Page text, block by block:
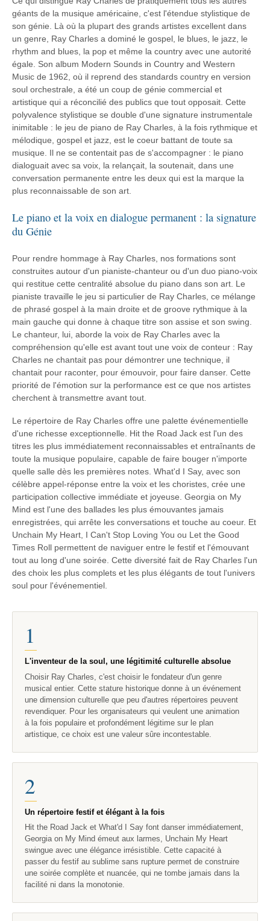
géants de la musique américaine, c'est l'étendue stylistique de
son génie. Là où la plupart des grands artistes excellent dans
un genre, Ray Charles a dominé le gospel, le blues, le jazz, le
rhythm and blues, la pop et même la country avec une autorité
égale. Son album Modern Sounds in Country and Western
Music de 1962, où il reprend des standards country en version
soul orchestrale, a été un coup de génie commercial et
artistique qui a réconcilié des publics que tout opposait. Cette
polyvalence stylistique se double d'une signature instrumentale
inimitable : le jeu de piano de Ray Charles, à la fois rythmique et
mélodique, gospel et jazz, est le coeur battant de toute sa
musique. Il ne se contentait pas de s'accompagner : le piano
dialoguait avec sa voix, la relançait, la soutenait, dans une
conversation permanente entre les deux qui est la marque la
plus reconnaissable de son art.
Le piano et la voix en dialogue permanent : la signature
du Génie
Pour rendre hommage à Ray Charles, nos formations sont
construites autour d'un pianiste-chanteur ou d'un duo piano-voix
qui restitue cette centralité absolue du piano dans son art. Le
pianiste travaille le jeu si particulier de Ray Charles, ce mélange
de phrasé gospel à la main droite et de groove rythmique à la
main gauche qui donne à chaque titre son assise et son swing.
Le chanteur, lui, aborde la voix de Ray Charles avec la
compréhension qu'elle est avant tout une voix de conteur : Ray
Charles ne chantait pas pour démontrer une technique, il
chantait pour raconter, pour émouvoir, pour faire danser. Cette
priorité de l'émotion sur la performance est ce que nos artistes
cherchent à transmettre avant tout.
Le répertoire de Ray Charles offre une palette événementielle
d'une richesse exceptionnelle. Hit the Road Jack est l'un des
titres les plus immédiatement reconnaissables et entraînants de
toute la musique populaire, capable de faire bouger n'importe
quelle salle dès les premières notes. What'd I Say, avec son
célèbre appel-réponse entre la voix et les choristes, crée une
participation collective immédiate et joyeuse. Georgia on My
Mind est l'une des ballades les plus émouvantes jamais
enregistrées, qui arrête les conversations et touche au coeur. Et
Unchain My Heart, I Can't Stop Loving You ou Let the Good
Times Roll permettent de naviguer entre le festif et l'émouvant
tout au long d'une soirée. Cette diversité fait de Ray Charles l'un
des choix les plus complets et les plus élégants de tout l'univers
soul pour l'événementiel.
1
L'inventeur de la soul, une légitimité culturelle absolue
Choisir Ray Charles, c'est choisir le fondateur d'un genre
musical entier. Cette stature historique donne à un événement
une dimension culturelle que peu d'autres répertoires peuvent
revendiquer. Pour les organisateurs qui veulent une animation
à la fois populaire et profondément légitime sur le plan
artistique, ce choix est une valeur sûre incontestable.
2
Un répertoire festif et élégant à la fois
Hit the Road Jack et What'd I Say font danser immédiatement,
Georgia on My Mind émeut aux larmes, Unchain My Heart
swingue avec une élégance irrésistible. Cette capacité à
passer du festif au sublime sans rupture permet de construire
une soirée complète et nuancée, qui ne tombe jamais dans la
facilité ni dans la monotonie.